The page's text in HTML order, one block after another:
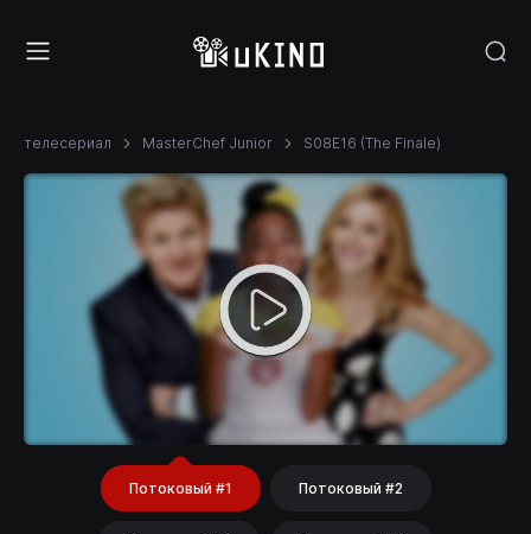
телесериал MasterChef Junior S08E16 (The Finale)
Потоковый #1 Потоковый #2